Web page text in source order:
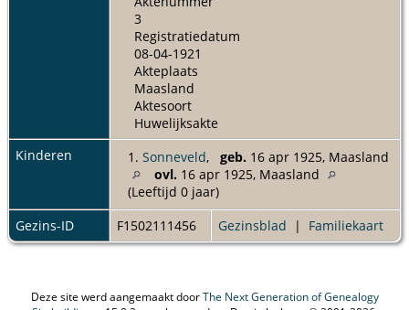
3
Registratiedatum
08-04-1921
Akteplaats
Maasland
Aktesoort
Huwelijksakte
Kinderen
1. Sonneveld, geb. 16 apr 1925, Maasland
ovl. 16 apr 1925, Maasland
(Leeftijd 0 jaar)
Gezins-ID
F1502111456 Gezinsblad | Familiekaart
Deze site werd aangemaakt doorThe Next Generation of Genealogy